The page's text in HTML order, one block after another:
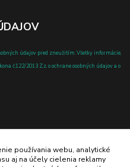
údajov pred zneužitím. Všetky informácie,
č.122/2013 Z.z. o ochrane osobných údajov a o
používania webu, analytické
aj na účely cielenia reklamy